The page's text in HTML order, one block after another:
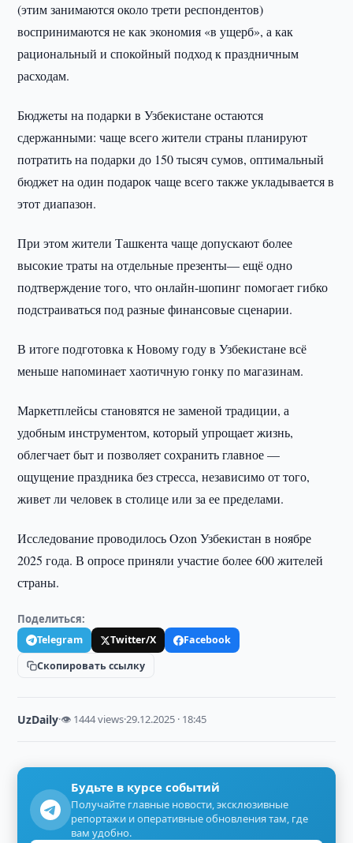
(этим занимаются около трети респондентов)
воспринимаются не как экономия «в ущерб», а как
рациональный и спокойный подход к праздничным
расходам.
Бюджеты на подарки в Узбекистане остаются
сдержанными: чаще всего жители страны планируют
потратить на подарки до 150 тысяч сумов, оптимальный
бюджет на один подарок чаще всего также укладывается в
этот диапазон.
При этом жители Ташкента чаще допускают более
высокие траты на отдельные презенты— ещё одно
подтверждение того, что онлайн-шопинг помогает гибко
подстраиваться под разные финансовые сценарии.
В итоге подготовка к Новому году в Узбекистане всё
меньше напоминает хаотичную гонку по магазинам.
Маркетплейсы становятся не заменой традиции, а
удобным инструментом, который упрощает жизнь,
облегчает быт и позволяет сохранить главное —
ощущение праздника без стресса, независимо от того,
живет ли человек в столице или за ее пределами.
Исследование проводилось Ozon Узбекистан в ноябре
2025 года. В опросе приняли участие более 600 жителей
страны.
Поделиться:
Telegram Twitter/X
Facebook
Скопировать ссылку
UzDaily·👁 1444 views·29.12.2025 · 18:45
Будьте в курсе событий
Получайте главные новости, эксклюзивные
репортажи и оперативные обновления там, где
вам удобно.